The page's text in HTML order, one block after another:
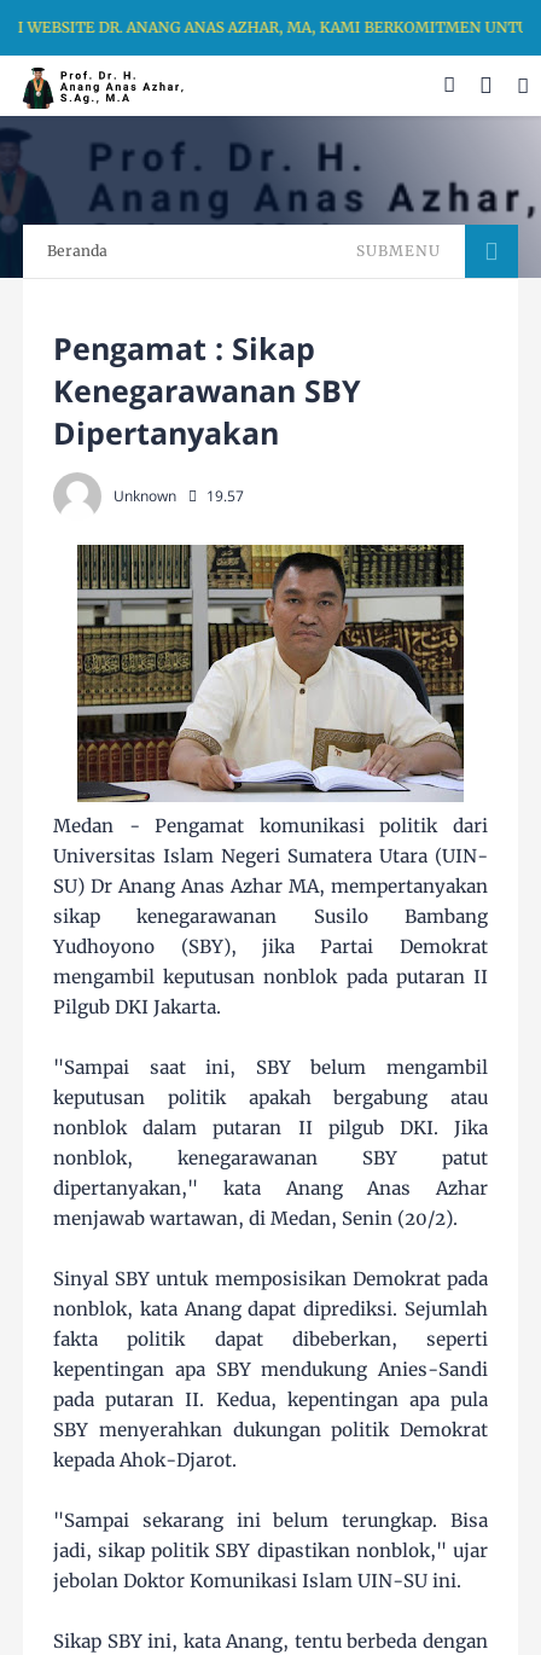
WEBSITE DR. ANANG ANAS AZHAR, MA, KAMI BERKOMITMEN UNTUK
Beranda SUBMENU
Pengamat : Sikap
Kenegarawanan SBY
Dipertanyakan
Unknown 19.57
Medan - Pengamat komunikasi politik dari
Universitas Islam Negeri Sumatera Utara (UIN-
SU) Dr Anang Anas Azhar MA, mempertanyakan
sikap kenegarawanan Susilo Bambang
Yudhoyono (SBY), jika Partai Demokrat
mengambil keputusan nonblok pada putaran II
Pilgub DKI Jakarta.
"Sampai saat ini, SBY belum mengambil
keputusan politik apakah bergabung atau
nonblok dalam putaran II pilgub DKI. Jika
nonblok, kenegarawanan SBY patut
dipertanyakan," kata Anang Anas Azhar
menjawab wartawan, di Medan, Senin (20/2).
Sinyal SBY untuk memposisikan Demokrat pada
nonblok, kata Anang dapat diprediksi. Sejumlah
fakta politik dapat dibeberkan, seperti
kepentingan apa SBY mendukung Anies-Sandi
pada putaran II. Kedua, kepentingan apa pula
SBY menyerahkan dukungan politik Demokrat
kepada Ahok-Djarot.
"Sampai sekarang ini belum terungkap. Bisa
jadi, sikap politik SBY dipastikan nonblok," ujar
jebolan Doktor Komunikasi Islam UIN-SU ini.
Sikap SBY ini, kata Anang, tentu berbeda dengan